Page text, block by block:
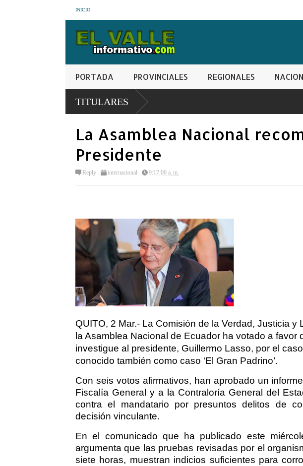
INICIO
PORTADA PROVINCIALES REGIONALES
TITULARES
La Asamblea Nacional
Presidente
Reply internacional 9:17:00 a. m.
QUITO, 2 Mar.- La Comisión de la Verdad, Justicia y
la Asamblea Nacional de Ecuador ha votado a favor
investigue al presidente, Guillermo Lasso, por el
conocido también como caso ‘El Gran Padrino’.
Con seis votos afirmativos, han aprobado un
Fiscalía General y a la Contraloría General del
contra el mandatario por presuntos delitos de
decisión vinculante.
En el comunicado que ha publicado este
argumenta que las pruebas revisadas por el
siete horas, muestran indicios suficientes para